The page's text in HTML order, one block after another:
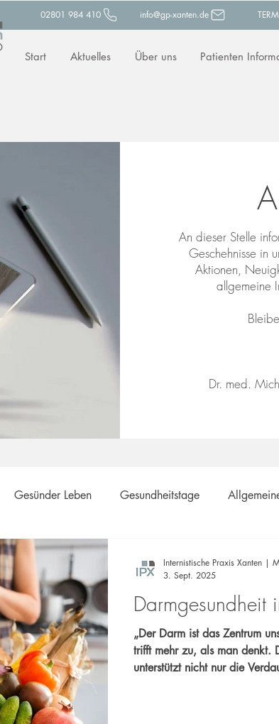
02801 984 410 info@gp-xanten.de
Start Aktuelles Über uns Patienten
An dieser Stelle
Geschehnisse in
Aktionen,
allgemeine
Dr. med.
Gesünder Leben Gesundheitstage
Darmgesundheit
„Der Darm ist das Zentrum
trifft mehr zu, als man denkt.
unterstützt nicht nur die
Internistische Praxis Xanten |
3. Sept. 2025